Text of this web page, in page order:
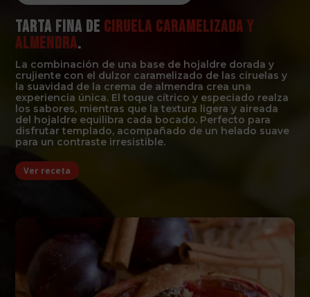
Tarta fina de ciruela caramelizada y
almendra.
La combinación de una base de hojaldre dorada y
crujiente con el dulzor caramelizado de las ciruelas y
la suavidad de la crema de almendra crea una
experiencia única. El toque cítrico y especiado realza
los sabores, mientras que la textura ligera y aireada
del hojaldre equilibra cada bocado. Perfecto para
disfrutar templado, acompañado de un helado suave
para un contraste irresistible.
Ver receta